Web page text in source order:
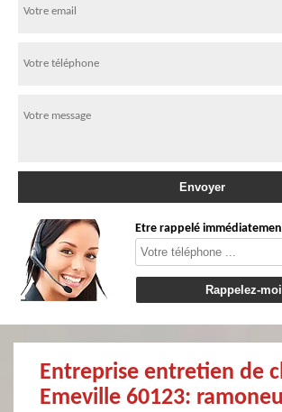
Etre rappelé
Entreprise entretien de
Emeville 60123: